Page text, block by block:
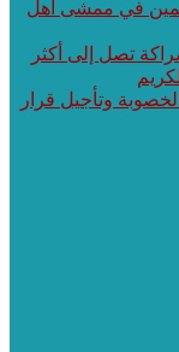
في ممشى أهل
تصل إلى أكثر
وتأجيل قرار